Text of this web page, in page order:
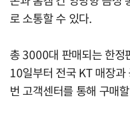
로 소통할 수 있다.
총 3000대 판매되는 한정
10일부터 전국 KT 매장
번 고객센터를 통해 구매